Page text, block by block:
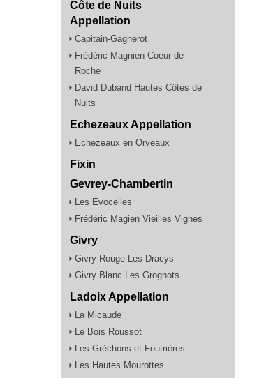
Côte de Nuits
Appellation
Capitain-Gagnerot
Frédéric Magnien Coeur de
Roche
David Duband Hautes Côtes de
Nuits
Echezeaux Appellation
Echezeaux en Orveaux
Fixin
Gevrey-Chambertin
Les Evocelles
Frédéric Magien Vieilles Vignes
Givry
Givry Rouge Les Dracys
Givry Blanc Les Grognots
Ladoix Appellation
La Micaude
Le Bois Roussot
Les Gréchons et Foutrières
Les Hautes Mourottes